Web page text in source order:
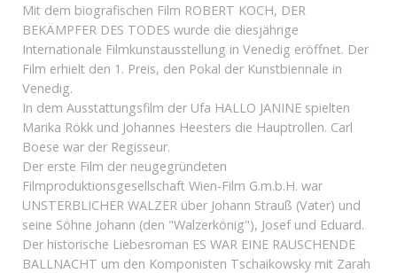
Mit dem biografischen Film ROBERT KOCH, DER
BEKÄMPFER DES TODES wurde die diesjährige
Internationale Filmkunstausstellung in Venedig eröffnet. Der
Film erhielt den 1. Preis, den Pokal der Kunstbiennale in
Venedig.
In dem Ausstattungsfilm der Ufa HALLO JANINE spielten
Marika Rökk und Johannes Heesters die Hauptrollen. Carl
Boese war der Regisseur.
Der erste Film der neugegründeten
Filmproduktionsgesellschaft Wien-Film G.m.b.H. war
UNSTERBLICHER WALZER über Johann Strauß (Vater) und
seine Söhne Johann (den "Walzerkönig"), Josef und Eduard.
Der historische Liebesroman ES WAR EINE RAUSCHENDE
BALLNACHT um den Komponisten Tschaikowsky mit Zarah